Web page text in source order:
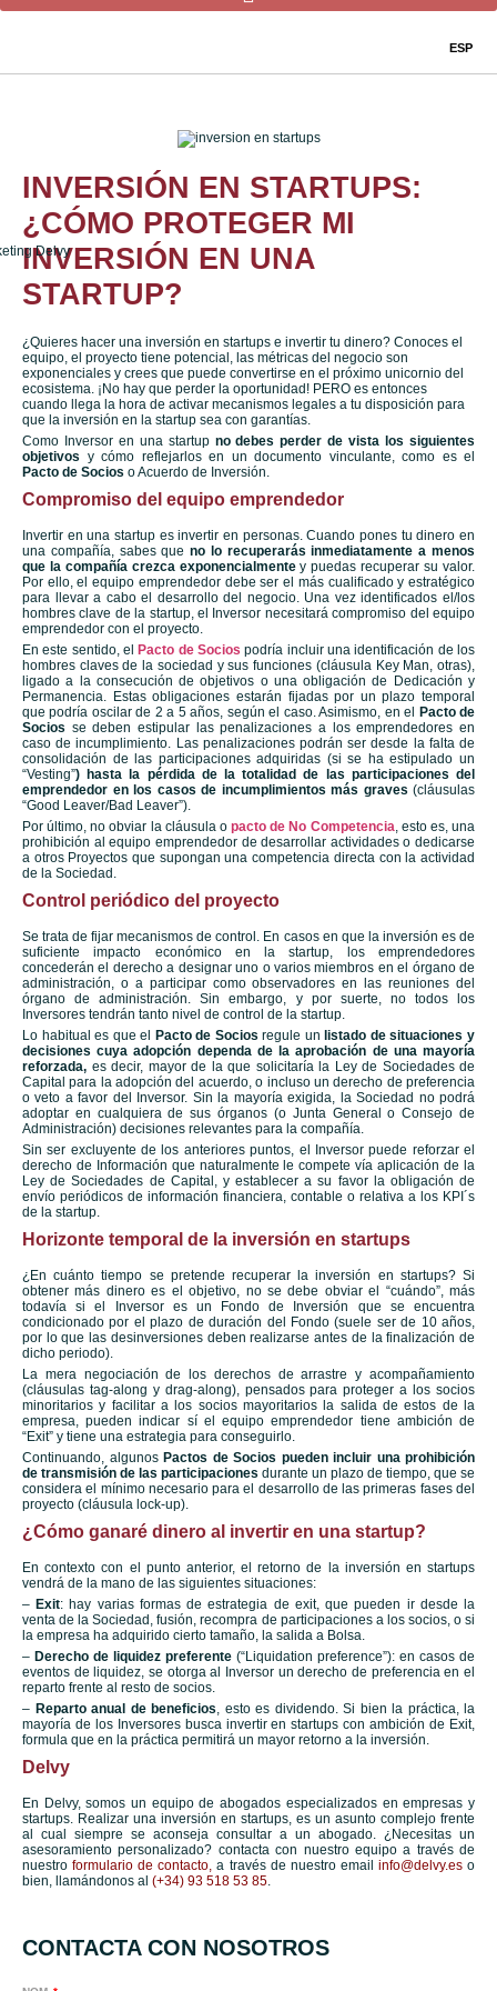
ESP
INVERSIÓN EN STARTUPS:
¿CÓMO PROTEGER MI
INVERSIÓN EN UNA
STARTUP?
¿Quieres hacer una inversión en startups e invertir tu dinero? Conoces el
equipo, el proyecto tiene potencial, las métricas del negocio son
exponenciales y crees que puede convertirse en el próximo unicornio del
ecosistema. ¡No hay que perder la oportunidad! PERO es entonces
cuando llega la hora de activar mecanismos legales a tu disposición para
que la inversión en la startup sea con garantías.
Como Inversor en una startup no debes perder de vista los siguientes
objetivos y cómo reflejarlos en un documento vinculante, como es el
Pacto de Socios o Acuerdo de Inversión.
Compromiso del equipo emprendedor
Invertir en una startup es invertir en personas. Cuando pones tu dinero en
una compañía, sabes queno lo recuperarás inmediatamente a menos
que la compañía crezca exponencialmentey puedas recuperar su valor.
Por ello, el equipo emprendedor debe ser el más cualificado y estratégico
para llevar a cabo el desarrollo del negocio. Una vez identificados el/los
hombres clave de la startup, el Inversor necesitará compromiso del equipo
emprendedor con el proyecto.
En este sentido, el
Pacto de Socios podría incluir una identificación de los
hombres claves de la sociedad y sus funciones (cláusula Key Man, otras),
ligado a la consecución de objetivos o una obligación de Dedicación y
Permanencia. Estas obligaciones estarán fijadas por un plazo temporal
que podría oscilar de 2 a 5 años, según el caso. Asimismo, en el
Pacto de
Socios se deben estipular las penalizaciones a los emprendedores en
caso de incumplimiento. Las penalizaciones podrán ser desde la falta de
consolidación de las participaciones adquiridas (si se ha estipulado un
“Vesting”) hasta la pérdida de la totalidad de las participaciones del
emprendedor en los casos de incumplimientos más graves (cláusulas
“Good Leaver/Bad Leaver”).
Por último, no obviar la cláusula opacto de No Competencia, esto es, una
prohibición al equipo emprendedor de desarrollar actividades o dedicarse
a otros Proyectos que supongan una competencia directa con la actividad
de la Sociedad.
Control periódico del proyecto
Se trata de fijar mecanismos de control. En casos en que la inversión es de
suficiente impacto económico en la startup, los emprendedores
concederán el derecho a designar uno o varios miembros en el órgano de
administración, o a participar como observadores en las reuniones del
órgano de administración. Sin embargo, y por suerte, no todos los
Inversores tendrán tanto nivel de control de la startup.
Lo habitual es que el
Pacto de Socios regule un listado de situaciones y
decisiones cuya adopción dependa de la aprobación de una mayoría
reforzada, es decir, mayor de la que solicitaría la Ley de Sociedades de
Capital para la adopción del acuerdo, o incluso un derecho de preferencia
o veto a favor del Inversor. Sin la mayoría exigida, la Sociedad no podrá
adoptar en cualquiera de sus órganos (o Junta General o Consejo de
Administración) decisiones relevantes para la compañía.
Sin ser excluyente de los anteriores puntos, el Inversor puede reforzar el
derecho de Información que naturalmente le compete vía aplicación de la
Ley de Sociedades de Capital, y establecer a su favor la obligación de
envío periódicos de información financiera, contable o relativa a los KPI´s
de la startup.
Horizonte temporal de la inversión en startups
¿En cuánto tiempo se pretende recuperar la inversión en startups? Si
obtener más dinero es el objetivo, no se debe obviar el “cuándo”, más
todavía si el Inversor es un Fondo de Inversión que se encuentra
condicionado por el plazo de duración del Fondo (suele ser de 10 años,
por lo que las desinversiones deben realizarse antes de la finalización de
dicho periodo).
La mera negociación de los derechos de arrastre y acompañamiento
(cláusulas tag-along y drag-along), pensados para proteger a los socios
minoritarios y facilitar a los socios mayoritarios la salida de estos de la
empresa, pueden indicar sí el equipo emprendedor tiene ambición de
“Exit” y tiene una estrategia para conseguirlo.
Continuando, algunosPactos de Socios pueden incluir una prohibición
de transmisión de las participaciones durante un plazo de tiempo, que se
considera el mínimo necesario para el desarrollo de las primeras fases del
proyecto (cláusula lock-up).
¿Cómo ganaré dinero al invertir en una startup?
En contexto con el punto anterior, el retorno de la inversión en startups
vendrá de la mano de las siguientes situaciones:
– Exit: hay varias formas de estrategia de exit, que pueden ir desde la
venta de la Sociedad, fusión, recompra de participaciones a los socios, o si
la empresa ha adquirido cierto tamaño, la salida a Bolsa.
– Derecho de liquidez preferente (“Liquidation preference”): en casos de
eventos de liquidez, se otorga al Inversor un derecho de preferencia en el
reparto frente al resto de socios.
– Reparto anual de beneficios, esto es dividendo. Si bien la práctica, la
mayoría de los Inversores busca invertir en startups con ambición de Exit,
formula que en la práctica permitirá un mayor retorno a la inversión.
Delvy
En Delvy, somos un equipo de abogados especializados en empresas y
startups. Realizar una inversión en startups, es un asunto complejo frente
al cual siempre se aconseja consultar a un abogado. ¿Necesitas un
asesoramiento personalizado? contacta con nuestro equipo a través de
nuestro formulario de contacto, a través de nuestro email info@delvy.eso
bien, llamándonos al (+34) 93 518 53 85.
CONTACTA CON NOSOTROS